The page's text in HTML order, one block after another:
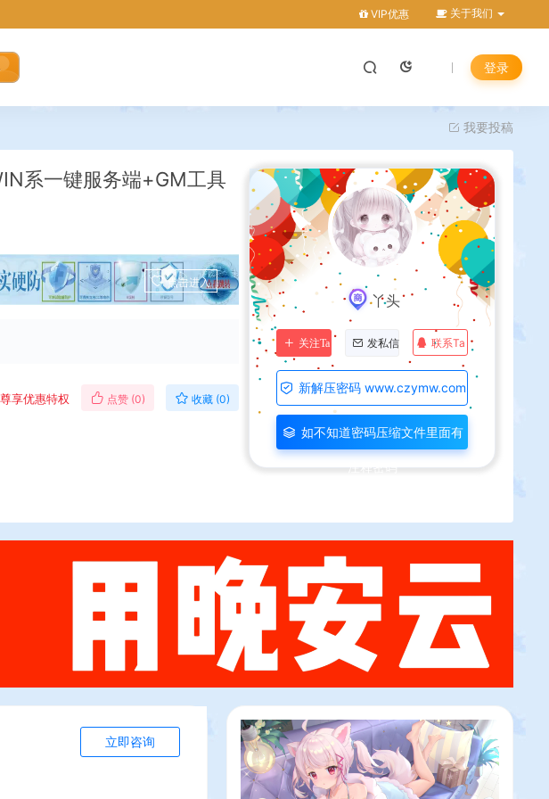
VIP优惠 关于我们
登录
我要投稿
系一键服务端+GM工具
点击进入
享优惠特权 点赞 (0) 收藏 (0)
丫头
关注Ta 发私信 联系Ta
新解压密码 www.czymw.com
如不知道密码压缩文件里面有
立即咨询